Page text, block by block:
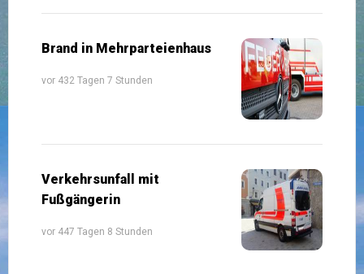
Brand in Mehrparteienhaus
vor 432 Tagen 7 Stunden
Verkehrsunfall mit
Fußgängerin
vor 447 Tagen 8 Stunden